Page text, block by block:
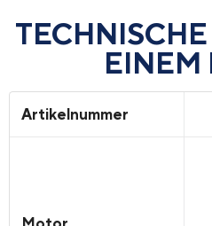
EINEM
Artikelnummer